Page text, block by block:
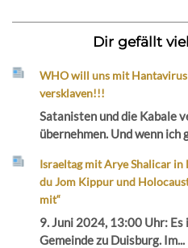
Dir gefällt
WHO will uns mit
versklaven!!!
Satanisten und die Kabale
übernehmen. Und wenn ich
Israeltag mit Arye Shalicar
du Jom Kippur und
mit“
9. Juni 2024, 13:00 Uhr:
Gemeinde zu Duisburg. Im...